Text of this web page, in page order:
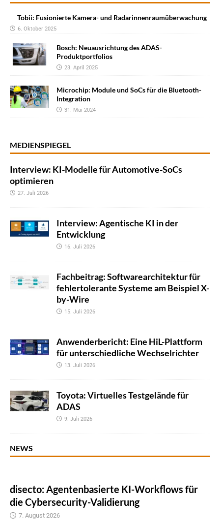
Tobii: Fusionierte Kamera- und Radarinnenraumüberwachung
6. Oktober 2025
Bosch: Neuausrichtung des ADAS-
Produktportfolios
23. April 2025
Microchip: Module und SoCs für die Bluetooth-
Integration
31. Mai 2024
MEDIENSPIEGEL
Interview: KI-Modelle für Automotive-SoCs
optimieren
27. Juli 2026
Interview: Agentische KI in der
Entwicklung
16. Juli 2026
Fachbeitrag: Softwarearchitektur für
fehlertolerante Systeme am Beispiel X-
by-Wire
15. Juli 2026
Anwenderbericht: Eine HiL-Plattform
für unterschiedliche Wechselrichter
13. Juli 2026
Toyota: Virtuelles Testgelände für
ADAS
9. Juli 2026
NEWS
disecto: Agentenbasierte KI-Workflows für
die Cybersecurity-Validierung
7. August 2026